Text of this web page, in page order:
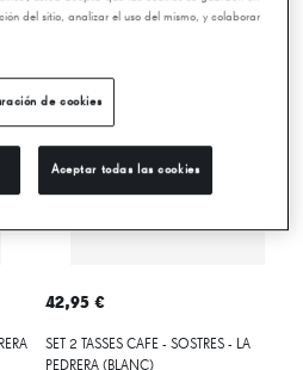
42,95 €
SET 2 TASSES CAFE - SOSTRES - LA
PEDRERA (BLANC)
del sitio, analizar el uso del mismo, y colaborar
de cookies
Aceptar todas las cookies